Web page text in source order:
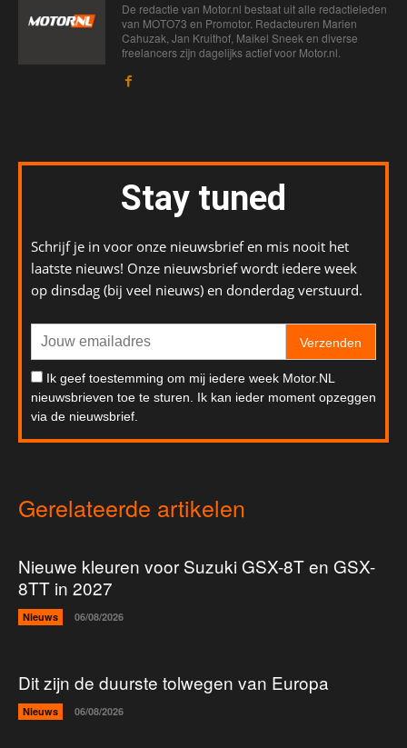
De redactie van Motor.nl bestaat uit alle redactieleden
van MOTO73 en Promotor. Redacteuren Marien
Cahuzak, Jan Kruithof, Maikel Sneek en diverse
freelancers zijn dagelijks actief voor Motor.nl.
Stay tuned
Schrijf je in voor onze nieuwsbrief en mis nooit het
laatste nieuws! Onze nieuwsbrief wordt iedere week
op dinsdag (bij veel nieuws) en donderdag verstuurd.
Verzenden
Ik geef toestemming om mij iedere week Motor.NL
nieuwsbrieven toe te sturen. Ik kan ieder moment opzeggen
via de nieuwsbrief.
Gerelateerde artikelen
Nieuwe kleuren voor Suzuki GSX-8T en GSX-
8TT in 2027
Nieuws 06/08/2026
Dit zijn de duurste tolwegen van Europa
Nieuws 06/08/2026